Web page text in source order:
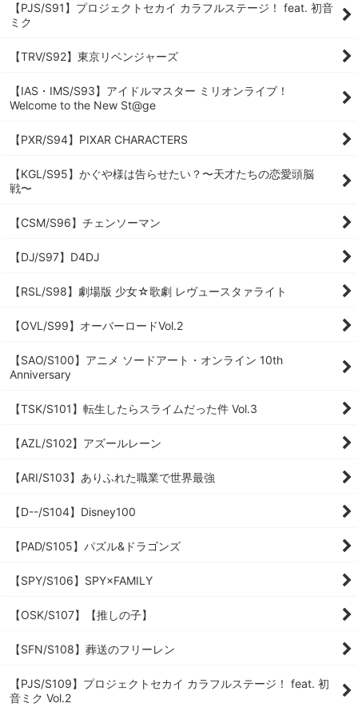
【PJS/S91】プロジェクトセカイ カラフルステージ！ feat. 初音
ミク
【TRV/S92】東京リベンジャーズ
【IAS・IMS/S93】アイドルマスター ミリオンライブ！
Welcome to the New St@ge
【PXR/S94】PIXAR CHARACTERS
【KGL/S95】かぐや様は告らせたい？〜天才たちの恋愛頭脳
戦〜
【CSM/S96】チェンソーマン
【DJ/S97】D4DJ
【RSL/S98】劇場版 少女☆歌劇 レヴュースタァライト
【OVL/S99】オーバーロードVol.2
【SAO/S100】アニメ ソードアート・オンライン 10th
Anniversary
【TSK/S101】転生したらスライムだった件 Vol.3
【AZL/S102】アズールレーン
【ARI/S103】ありふれた職業で世界最強
【D--/S104】Disney100
【PAD/S105】パズル&ドラゴンズ
【SPY/S106】SPY×FAMILY
【OSK/S107】【推しの子】
【SFN/S108】葬送のフリーレン
【PJS/S109】プロジェクトセカイ カラフルステージ！ feat. 初
音ミク Vol.2